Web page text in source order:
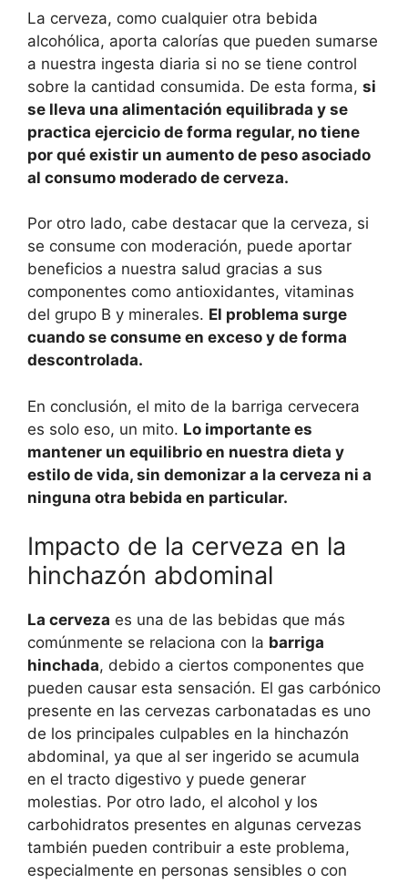
La cerveza, como cualquier otra bebida
alcohólica, aporta calorías que pueden sumarse
a nuestra ingesta diaria si no se tiene control
sobre la cantidad consumida. De esta forma, si
se lleva una alimentación equilibrada y se
practica ejercicio de forma regular, no tiene
por qué existir un aumento de peso asociado
al consumo moderado de cerveza.
Por otro lado, cabe destacar que la cerveza, si
se consume con moderación, puede aportar
beneficios a nuestra salud gracias a sus
componentes como antioxidantes, vitaminas
del grupo B y minerales. El problema surge
cuando se consume en exceso y de forma
descontrolada.
En conclusión, el mito de la barriga cervecera
es solo eso, un mito. Lo importante es
mantener un equilibrio en nuestra dieta y
estilo de vida, sin demonizar a la cerveza ni a
ninguna otra bebida en particular.
Impacto de la cerveza en la
hinchazón abdominal
La cerveza es una de las bebidas que más
comúnmente se relaciona con la barriga
hinchada, debido a ciertos componentes que
pueden causar esta sensación. El gas carbónico
presente en las cervezas carbonatadas es uno
de los principales culpables en la hinchazón
abdominal, ya que al ser ingerido se acumula
en el tracto digestivo y puede generar
molestias. Por otro lado, el alcohol y los
carbohidratos presentes en algunas cervezas
también pueden contribuir a este problema,
especialmente en personas sensibles o con